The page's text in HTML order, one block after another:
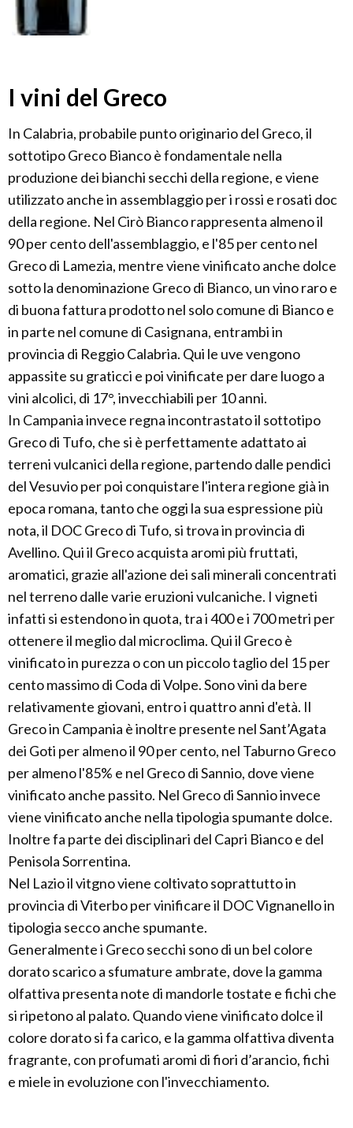
I vini del Greco
In Calabria, probabile punto originario del Greco, il
sottotipo Greco Bianco è fondamentale nella
produzione dei bianchi secchi della regione, e viene
utilizzato anche in assemblaggio per i rossi e rosati doc
della regione. Nel Cirò Bianco rappresenta almeno il
90 per cento dell'assemblaggio, e l'85 per cento nel
Greco di Lamezia, mentre viene vinificato anche dolce
sotto la denominazione Greco di Bianco, un vino raro e
di buona fattura prodotto nel solo comune di Bianco e
in parte nel comune di Casignana, entrambi in
provincia di Reggio Calabria. Qui le uve vengono
appassite su graticci e poi vinificate per dare luogo a
vini alcolici, di 17°, invecchiabili per 10 anni.
In Campania invece regna incontrastato il sottotipo
Greco di Tufo, che si è perfettamente adattato ai
terreni vulcanici della regione, partendo dalle pendici
del Vesuvio per poi conquistare l'intera regione già in
epoca romana, tanto che oggi la sua espressione più
nota, il DOC Greco di Tufo, si trova in provincia di
Avellino. Qui il Greco acquista aromi più fruttati,
aromatici, grazie all'azione dei sali minerali concentrati
nel terreno dalle varie eruzioni vulcaniche. I vigneti
infatti si estendono in quota, tra i 400 e i 700 metri per
ottenere il meglio dal microclima. Qui il Greco è
vinificato in purezza o con un piccolo taglio del 15 per
cento massimo di Coda di Volpe. Sono vini da bere
relativamente giovani, entro i quattro anni d'età. Il
Greco in Campania è inoltre presente nel Sant’Agata
dei Goti per almeno il 90 per cento, nel Taburno Greco
per almeno l'85% e nel Greco di Sannio, dove viene
vinificato anche passito. Nel Greco di Sannio invece
viene vinificato anche nella tipologia spumante dolce.
Inoltre fa parte dei disciplinari del Capri Bianco e del
Penisola Sorrentina.
Nel Lazio il vitgno viene coltivato soprattutto in
provincia di Viterbo per vinificare il DOC Vignanello in
tipologia secco anche spumante.
Generalmente i Greco secchi sono di un bel colore
dorato scarico a sfumature ambrate, dove la gamma
olfattiva presenta note di mandorle tostate e fichi che
si ripetono al palato. Quando viene vinificato dolce il
colore dorato si fa carico, e la gamma olfattiva diventa
fragrante, con profumati aromi di fiori d’arancio, fichi
e miele in evoluzione con l'invecchiamento.